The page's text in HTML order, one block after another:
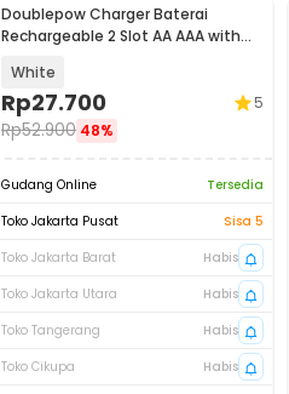
Doublepow Charger Baterai
Rechargeable 2 Slot AA AAA with
White
Rp27.700
Rp52.900 48%
5
Gudang Online
Tersedia
Toko Jakarta Pusat
Sisa 5
Toko Jakarta Barat
Habis
Toko Jakarta Utara
Habis
Toko Tangerang
Habis
Toko Cikupa
Habis